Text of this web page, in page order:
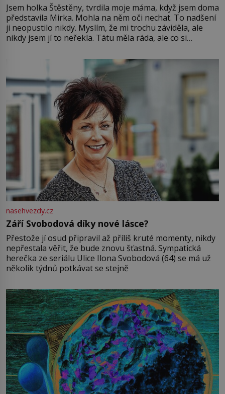
Jsem holka Štěstěny, tvrdila moje máma, když jsem doma
představila Mirka. Mohla na něm oči nechat. To nadšení
ji neopustilo nikdy. Myslím, že mi trochu záviděla, ale
nikdy jsem jí to neřekla. Tátu měla ráda, ale co si
Jsme spolu moc rádi Tehdy byla jiná doba, když
nasehvezdy.cz
Září Svobodová díky nové lásce?
Přestože jí osud připravil až příliš kruté momenty, nikdy
nepřestala věřit, že bude znovu šťastná. Sympatická
herečka ze seriálu Ulice Ilona Svobodová (64) se má už
několik týdnů potkávat se stejně